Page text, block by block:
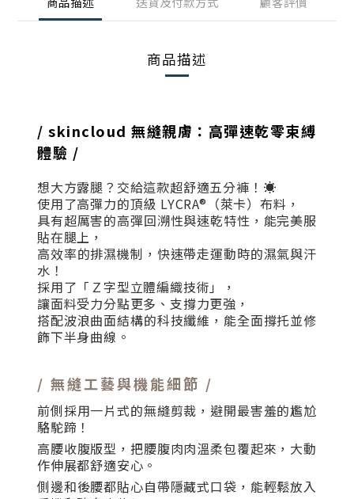
商品描述
/ skincloud 無縫親膚：高彈速乾零束縛
體驗 /
想大方露腿？交給這款超舒適五分褲！☀️
使用了高彈力的頂級 LYCRA®（萊卡）布料，
具有超厲害的高彈回溯性與速乾特性，能完美服
貼在腿上，
高效率的排濕機制，快速帶走運動時的濕氣與汗
水！
採用了「Ｚ字型立體編織技術」，
讓面料受力分點更多、支撐力更強，
搭配波浪曲面結構的科技纖維，能全面撐托並修
飾下半身曲線。
/ 無縫工藝與機能細節 /
前側採用一片式的無縫剪裁，避開最害羞的尷尬
駱駝蹄！
高腰收腹版型，把腰腹肉肉溫柔包覆起來，大動
作伸展都舒適安心。
側邊和後腰都貼心自帶隱藏式口袋，能輕鬆放入